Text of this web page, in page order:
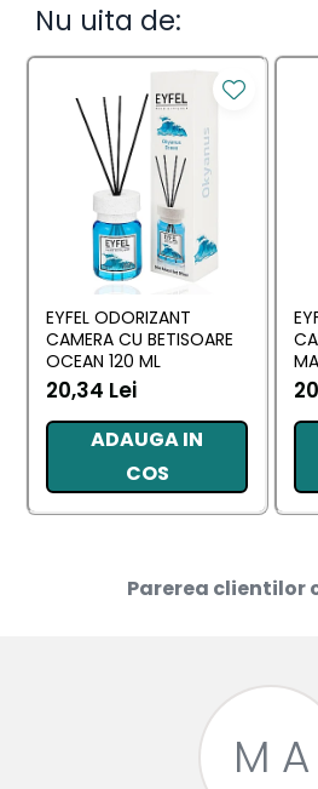
Nu uita de:
EYFEL ODORIZANT
CAMERA CU BETISOARE
OCEAN 120 ML
20,34 Lei
ADAUGA IN
COS
Parerea clientilor
M A